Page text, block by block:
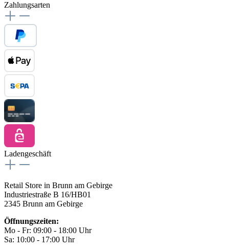
Zahlungsarten
Ladengeschäft
Retail Store in Brunn am Gebirge
Industriestraße B 16/HB01
2345 Brunn am Gebirge
Öffnungszeiten:
Mo - Fr: 09:00 - 18:00 Uhr
Sa: 10:00 - 17:00 Uhr